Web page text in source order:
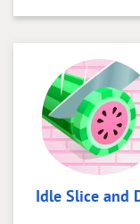
Idle Slice and